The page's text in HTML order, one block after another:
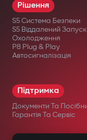
у великих
у
Рішення
S5 Система Безпеки
S5 Віддалений Запуск
Охолодження
P8 Plug & Play
Автосигналізація
Підтримка
Документи Та
Гарантія Та Сервіс